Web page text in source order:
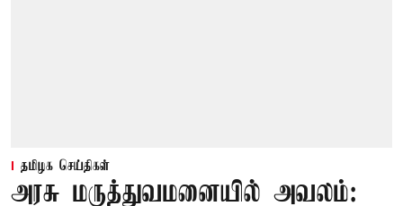
தமிழக செய்திகள்
அரசு மருத்துவமனையில் அவலம்: